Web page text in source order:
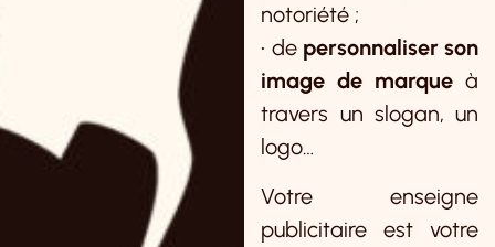
notoriété ;
• de personnaliser son
image de marque à
travers un slogan, un
logo…
Votre enseigne
publicitaire est votre